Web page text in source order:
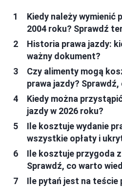
Kiedy należy wymienić
2004 roku? Sprawdź
Historia prawa jazdy:
ważny dokument?
Czy alimenty mogą
prawa jazdy?
Kiedy można
jazdy w 2026 roku?
Ile kosztuje wydanie
wszystkie opłaty i
Ile kosztuje przygoda
Sprawdź, co warto
Ile pytań jest na teście